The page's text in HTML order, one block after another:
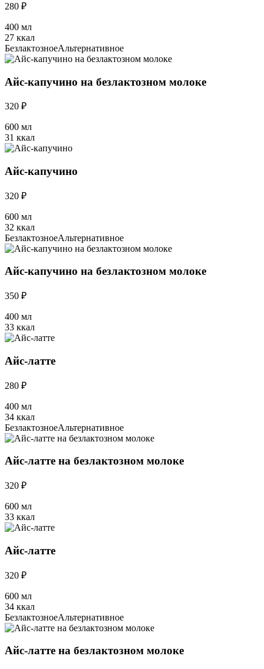
280 ₽
400 мл
27 ккал
БезлактозноеАльтернативное
Айс-капучино на безлактозном молоке
320 ₽
600 мл
31 ккал
Айс-капучино
320 ₽
600 мл
32 ккал
БезлактозноеАльтернативное
Айс-капучино на безлактозном молоке
350 ₽
400 мл
33 ккал
Айс-латте
280 ₽
400 мл
34 ккал
БезлактозноеАльтернативное
Айс-латте на безлактозном молоке
320 ₽
600 мл
33 ккал
Айс-латте
320 ₽
600 мл
34 ккал
БезлактозноеАльтернативное
Айс-латте на безлактозном молоке